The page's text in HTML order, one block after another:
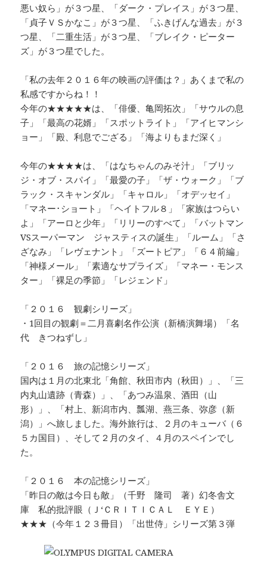
悪い奴ら」が３つ星、「ダーク・プレイス」が３つ星、
「貞子ＶＳかなこ」が３つ星、「ふきげんな過去」が３
つ星、「二重生活」が３つ星、「ブレイク・ピーター
ズ」が３つ星でした。
「私の去年２０１６年の映画の評価は？」あくまで私の
私感ですからね！！
今年の★★★★★は、「俳優、亀岡拓次」「サウルの息
子」「最高の花婿」「スポットライト」「アイヒマンシ
ョー」「殿、利息でござる」「海よりもまだ深く」
今年の★★★★は、「はなちゃんのみそ汁」「ブリッ
ジ・オブ・スパイ」「最愛の子」「ザ・ウォーク」「ブ
ラック・スキャンダル」「キャロル」「オデッセイ」
「マネー･ショート」「ヘイトフル８」「家族はつらい
よ」「アーロと少年」「リリーのすべて」「バットマン
VSスーパーマン ジャスティスの誕生」「ルーム」「さ
ざなみ」「レヴェナント」「ズートピア」「６４前編」
「神様メール」「素適なサプライズ」「マネー・モンス
ター」「裸足の季節」「レジェンド」
「２０１６ 観劇シリーズ」
・1回目の観劇＝二月喜劇名作公演（新橋演舞場）「名
代 きつねずし」
「２０１６ 旅の記憶シリーズ」
国内は１月の北東北「角館、秋田市内（秋田）」、「三
内丸山遺跡（青森）」、「あつみ温泉、酒田（山
形）」、「村上、新潟市内、瓢湖、燕三条、弥彦（新
潟）」へ旅しました。海外旅行は、２月のキューバ（６
５カ国目）、そして２月のタイ、４月のスペインでし
た。
「２０１６ 本の記憶シリーズ」
「昨日の敵は今日も敵」（千野 隆司 著）幻冬舎文
庫 私的批評眼（Ｊ‘ＣＲＩＴＩＣＡＬ ＥＹＥ）
★★★（今年１２３冊目）「出世侍」シリーズ第３弾